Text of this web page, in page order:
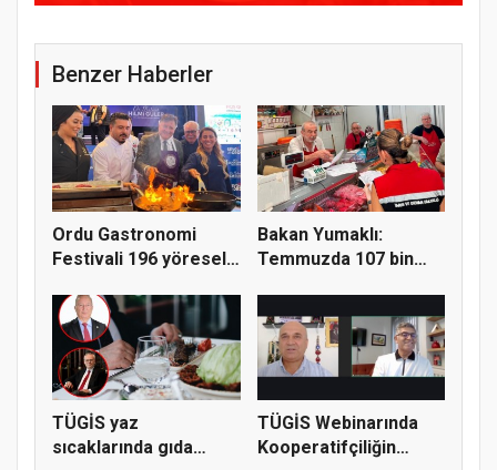
Benzer Haberler
Ordu Gastronomi
Festivali 196 yöresel
Bakan Yumaklı:
Temmuzda 107 bin
TÜGİS yaz
sıcaklarında gıda
TÜGİS Webinarında
Kooperatifçiliğin